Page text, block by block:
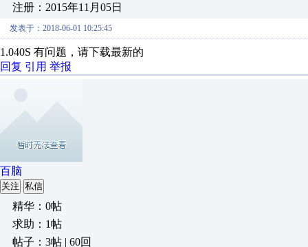
注册：2015年11月05日
发表于：2018-06-01 10:25:45
1.040S 有问题，请下载最新的
回复 引用 举报
百脑
关注 私信
精华：0帖
求助：1帖
帖子：3帖 | 60回